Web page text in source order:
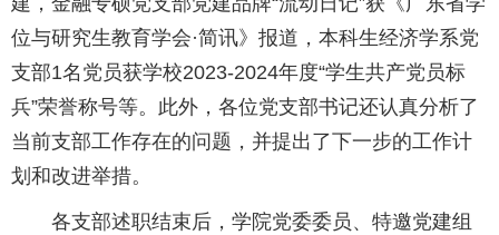
位与研究生教育学会·简讯》报道，本科生经济学系党
支部1名党员获学校2023-2024年度“学生共产党员标
兵”荣誉称号等。此外，各位党支部书记还认真分析了
当前支部工作存在的问题，并提出了下一步的工作计
划和改进举措。
各支部述职结束后，学院党委委员、特邀党建组